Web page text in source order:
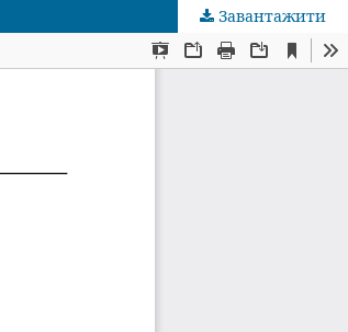
Завантажити